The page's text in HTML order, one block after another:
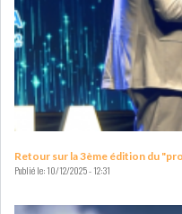
COTATION ET ANALYSES
Retour sur la 3ème édition du
Publié le:10/12/2025 - 12:31